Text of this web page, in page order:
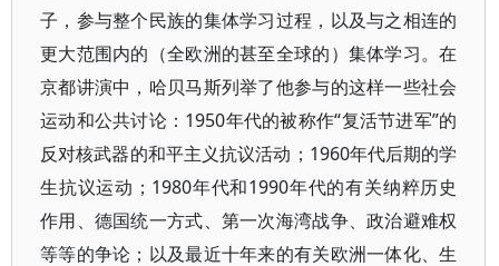
子，参与整个民族的集体学习过程，以及与之相连的
更大范围内的（全欧洲的甚至全球的）集体学习。在
京都讲演中，哈贝马斯列举了他参与的这样一些社会
运动和公共讨论：1950年代的被称作“复活节进军”的
反对核武器的和平主义抗议活动；1960年代后期的学
生抗议运动；1980年代和1990年代的有关纳粹历史
作用、德国统一方式、第一次海湾战争、政治避难权
等等的争论；以及最近十年来的有关欧洲一体化、生